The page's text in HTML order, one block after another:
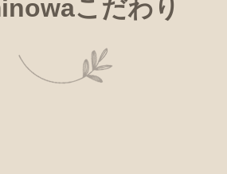
こだわり